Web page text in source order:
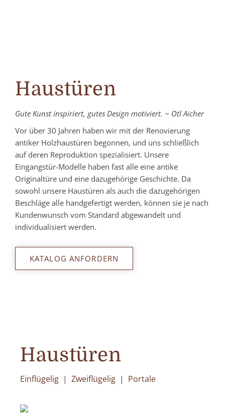
Haustüren
Gute Kunst inspiriert, gutes Design motiviert. ~ Otl Aicher
Vor über 30 Jahren haben wir mit der Renovierung
antiker Holzhaustüren begonnen, und uns schließlich
auf deren Reproduktion spezialisiert. Unsere
Eingangstür-Modelle haben fast alle eine antike
Originaltüre und eine dazugehörige Geschichte. Da
sowohl unsere Haustüren als auch die dazugehörigen
Beschläge alle handgefertigt werden, können sie je nach
Kundenwunsch vom Standard abgewandelt und
individualisiert werden.
KATALOG ANFORDERN
Haustüren
Einflügelig | Zweiflügelig | Portale